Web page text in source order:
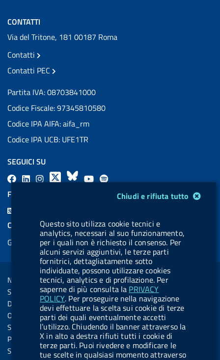
Chiudi e rifiuta tutto
Questo sito utilizza cookie tecnici e
analytics, necessari al suo funzionamento,
per i quali non è richiesto il consenso. Per
alcuni servizi aggiuntivi, le terze parti
fornitrici, dettagliatamente sotto
individuate, possono utilizzare cookies
tecnici, analytics e di profilazione. Per
saperne di più consulta la PRIVACY
POLICY. Per proseguire nella navigazione
devi effettuare la scelta sui cookie di terze
parti dei quali eventualmente accetti
l’utilizzo. Chiudendo il banner attraverso la
X in alto a destra rifiuti tutti i cookie di
terze parti. Puoi rivedere e modificare le
tue scelte in qualsiasi momento attraverso
CONTATTI
Via del Tritone, 181 00187 Roma
Contatti
Contatti PEC
Partita IVA: 08703841000
Codice Fiscale: 97345810580
Codice IPA AIFA: aifa_rm
Codice IPA UCB: UFE1TR
SEGUICI SU
F
L
l
.
b
u
t
t
o
n
.
i
X
B
s
k
y
Y
u
b
e
l
l
.
b
u
t
t
o
n
.
s
FEED RSS
COOKIES
Gestione cookie
Sezione Link Utili
Note legali
Social Media Policy
Dichiarazione di accessibilità
Obiettivi di accessibilità
Statistiche sito
Privacy
Servizi Online